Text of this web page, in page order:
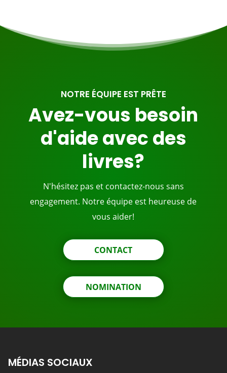
NOTRE ÉQUIPE EST PRÊTE
Avez-vous besoin
d'aide avec des
livres?
N'hésitez pas et contactez-nous sans
engagement. Notre équipe est heureuse de
vous aider!
CONTACT
NOMINATION
MÉDIAS SOCIAUX